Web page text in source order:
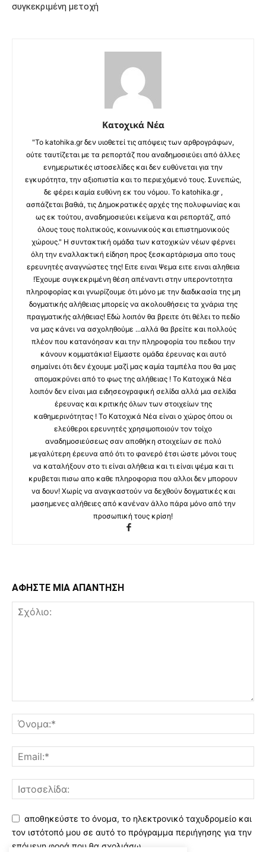
συγκεκριμένη μετοχή
Κατοχικά Νέα
"Το katohika.gr δεν υιοθετεί τις απόψεις των αρθρογράφων,
ούτε ταυτίζεται με τα ρεπορτάζ που αναδημοσιεύει από άλλες
ενημερωτικές ιστοσελίδες και δεν ευθύνεται για την
εγκυρότητα, την αξιοπιστία και το περιεχόμενό τους. Συνεπώς,
δε φέρει καμία ευθύνη εκ του νόμου. Το katohika.gr ,
ασπάζεται βαθιά, τις Δημοκρατικές αρχές της πολυφωνίας και
ως εκ τούτου, αναδημοσιεύει κείμενα και ρεπορτάζ, από
όλους τους πολιτικούς, κοινωνικούς και επιστημονικούς
χώρους." Η συντακτική ομάδα των κατοχικών νέων φέρνει
όλη την εναλλακτική είδηση προς ξεσκαρτάρισμα απο τους
ερευνητές αναγνώστες της! Ειτε ειναι Ψεμα ειτε ειναι αληθεια
!Έχουμε συγκεκριμένη θέση απέναντι στην υπεροντοτητα
πληροφορίας και γνωρίζουμε ότι μόνο με την διαδικασία της μη
δογματικής αλήθειας μπορείς να ακολουθήσεις τα χνάρια της
πραγματικής αλήθειας! Εδώ λοιπόν θα βρειτε ότι θέλει το πεδίο
να μας κάνει να ασχοληθούμε ...αλλά θα βρείτε και πολλούς
πλέον που κατανόησαν και την πληροφορία του πεδιου την
κάνουν κομματάκια! Είμαστε ομάδα έρευνας και αυτό
σημαίνει ότι δεν έχουμε μαζί μας καμία ταμπέλα που θα μας
απομακρύνει από το φως της αλήθειας ! Το Κατοχικά Νέα
λοιπόν δεν είναι μια ειδησεογραφική σελίδα αλλά μια σελίδα
έρευνας και κριτικής όλων των στοιχείων της
καθημερινότητας ! Το Κατοχικά Νέα είναι ο χώρος όπου οι
ελεύθεροι ερευνητές χρησιμοποιούν τον τοίχο
αναδημοσιεύσεως σαν αποθήκη στοιχείων σε πολύ
μεγαλύτερη έρευνα από ότι το φανερό έτσι ώστε μόνοι τους
να καταλήξουν στο τι είναι αλήθεια και τι είναι ψέμα και τι
κρυβεται πισω απο καθε πληροφορια που αλλοι δεν μπορουν
να δουν! Χωρίς να αναγκαστούν να δεχθούν δογματικές και
μασημενες αλήθειες από κανέναν άλλο πάρα μόνο από την
προσωπική τους κρίση!
ΑΦΗΣΤΕ ΜΙΑ ΑΠΑΝΤΗΣΗ
αποθηκεύστε το όνομα, το ηλεκτρονικό ταχυδρομείο και
τον ιστότοπό μου σε αυτό το πρόγραμμα περιήγησης για την
επόμενη φορά που θα σχολιάσω.